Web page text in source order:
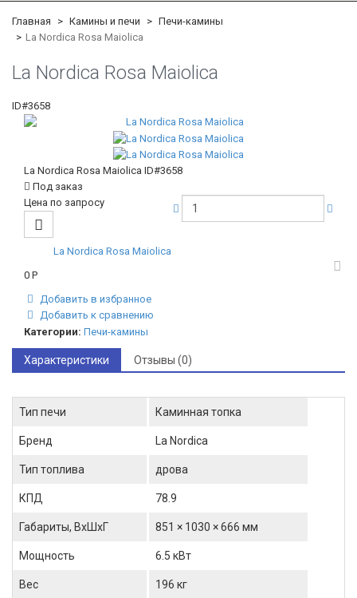
Главная Камины и печи
Печи-камины
La Nordica Rosa Maiolica
La Nordica Rosa Maiolica
ID#3658
La Nordica Rosa Maiolica ID#3658
Под заказ
Цена по запросу
La Nordica Rosa Maiolica
0 Р
Добавить в избранное
Добавить к сравнению
Категории: Печи-камины
Характеристики Отзывы (0)
Тип печи Каминная топка
Бренд La Nordica
Тип топлива дрова
КПД 78.9
Габариты, ВхШхГ 851 × 1030 × 666 мм
Мощность 6.5 кВт
Вес 196 кг